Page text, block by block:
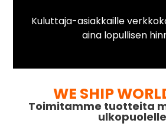
Kuluttaja-asiakkaille
aina lopullisen
WE SHIP
Toimitamme tuotteita
ulkopuolelle